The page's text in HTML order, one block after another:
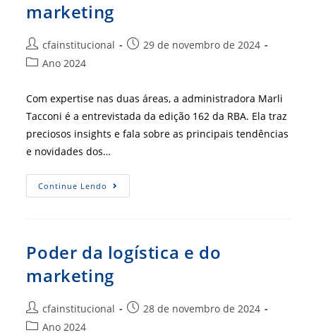
marketing
Autor
do
cfainstitucional
Post29 de novembro de 2024
Categoria
post:
Ano 2024
Com expertise nas duas áreas, a administradora Marli
Tacconi é a entrevistada da edição 162 da RBA. Ela traz
preciosos insights e fala sobre as principais tendências
e novidades dos…
Continue Lendo Poder
Da
Poder da logística e do
marketing
Autor
do
cfainstitucional
Post28 de novembro de 2024
Categoria
Ano 2024